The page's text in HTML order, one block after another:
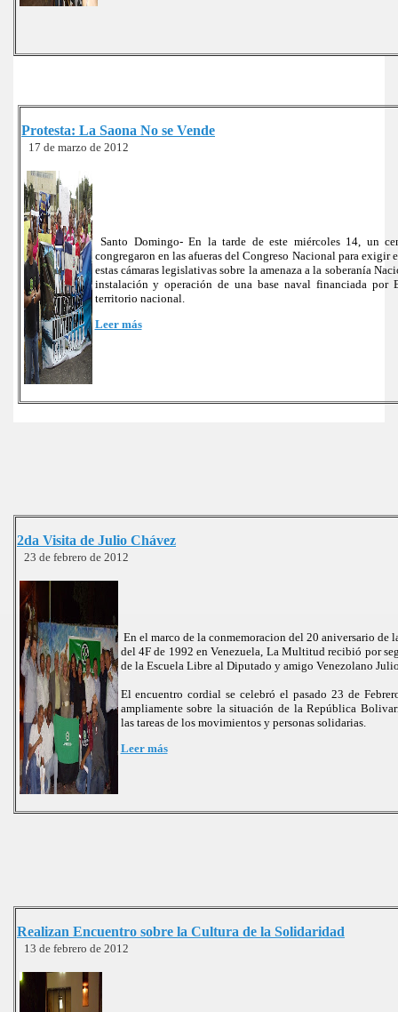
Protesta: La Saona No se Vende
17 de marzo de 2012
Santo Domingo- En la tarde de este miércoles 14, un
congregaron en las afueras del Congreso Nacional para exigir
estas cámaras legislativas sobre la amenaza a la soberanía
instalación y operación de una base naval financiada por
territorio nacional.
Leer más
2da Visita de Julio Chávez
23 de febrero de 2012
En el marco de la conmemoracion del 20 aniversario de
del 4F de 1992 en Venezuela, La Multitud recibió por
de la Escuela Libre al Diputado y amigo Venezolano
El encuentro cordial se celebró el pasado 23 de
ampliamente sobre la situación de la República
las tareas de los movimientos y personas solidarias.
Leer más
Realizan Encuentro sobre la Cultura de la Solidaridad
13 de febrero de 2012